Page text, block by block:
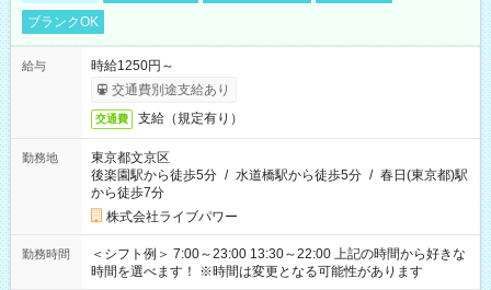
ブランクOK
給与
時給1250円～
交通費別途支給あり
交通費 支給（規定有り）
勤務地
東京都文京区
後楽園駅から徒歩5分 / 水道橋駅から徒歩5分 / 春日(東京都)駅
から徒歩7分
株式会社ライブパワー
勤務時間
＜シフト例＞ 7:00～23:00 13:30～22:00 上記の時間から好きな
時間を選べます！ ※時間は変更となる可能性があります